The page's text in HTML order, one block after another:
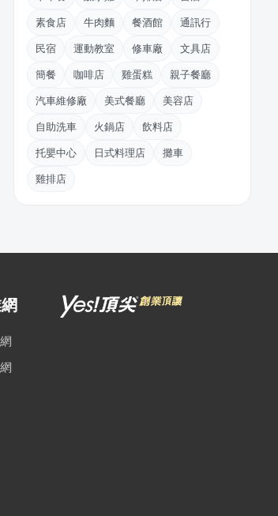
廖X姐
高雄市｜預算 10萬元以下
盧X鴻
新北市｜預算 30萬~50萬元
素食店
牛肉麵 餐酒館
通訊行
民宿
運動教室 修車廠
文具店
簡餐
咖啡店 雞蛋糕
親子餐廳
汽車維修廠
美式餐廳
美容店
自助洗車
火鍋店
飲料店
托嬰中心
日式料理店
攤車
雞排店